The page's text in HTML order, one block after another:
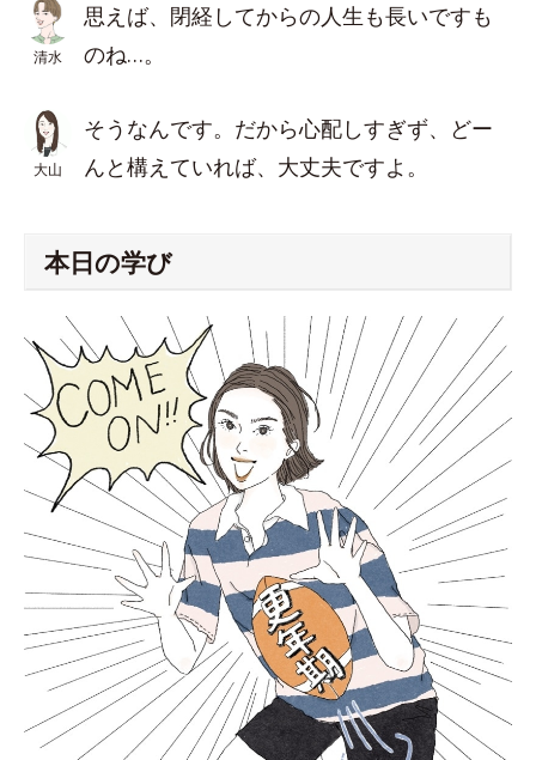
清水
思えば、閉経してからの人生も長いですも
のね…。
大山
そうなんです。だから心配しすぎず、どー
んと構えていれば、大丈夫ですよ。
本日の学び